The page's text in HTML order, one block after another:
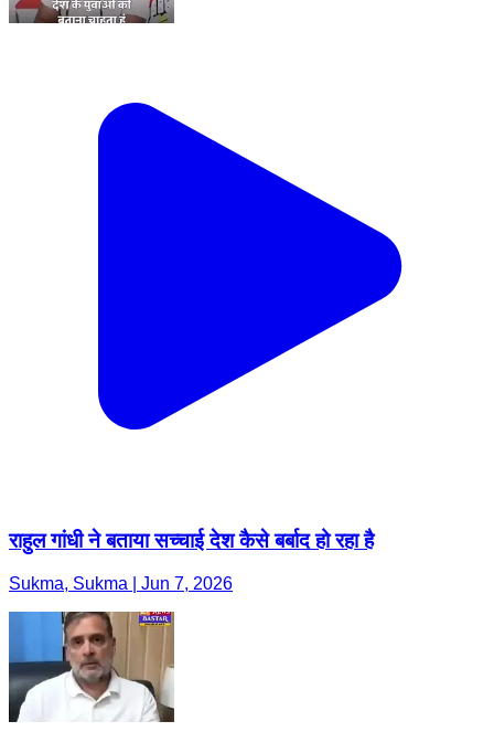
राहुल गांधी ने बताया सच्चाई देश कैसे बर्बाद हो रहा है
Sukma, Sukma | Jun 7, 2026